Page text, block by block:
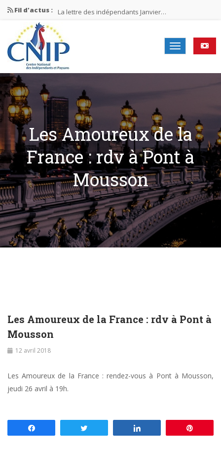
Fil d'actus : La lettre des indépendants Janvier…
La lettre des indépendants Novembre…
La lettre des indépendants Juin…
Mission nationale ÉLECTIONS MUNICIPALES 2026
La lettre des indépendants N°2-2026
Les Amoureux de la
France : rdv à Pont à
Mousson
Les Amoureux de la France : rdv à Pont à
Mousson
12 avril 2018
Les Amoureux de la France : rendez-vous à Pont à Mousson,
jeudi 26 avril à 19h.